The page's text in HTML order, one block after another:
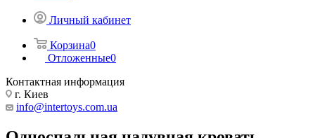
Личный кабинет
Корзина0
Отложенные0
Контактная информация
г. Киев
info@intertoys.com.ua